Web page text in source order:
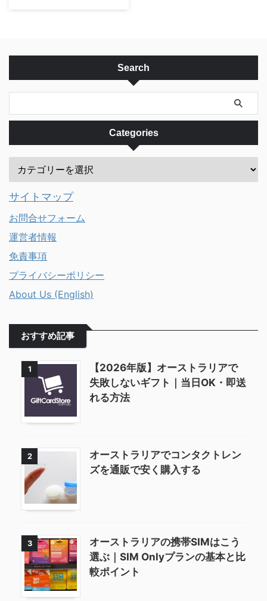
代表する全国規模のファッション
専門店です。オンラインストアも
のストリートウェア、デニム、
多くの国内外のブランドを扱って
います。 1990年代に立ち上げら
れたGlue Storeは、他のファッシ
...
Search
Categories
サイトマップ
お問合せフォーム
運営者情報
免責事項
プライバシーポリシー
About Us (English)
おすすめ記事
1
【2026年版】オーストラリアで
失敗しないギフト｜当日OK・即送
れる方法
2
オーストラリアでコンタクトレン
ズを通販で安く購入する
3
オーストラリアの携帯SIMはこう
選ぶ｜SIM Onlyプランの基本と比
較ポイント